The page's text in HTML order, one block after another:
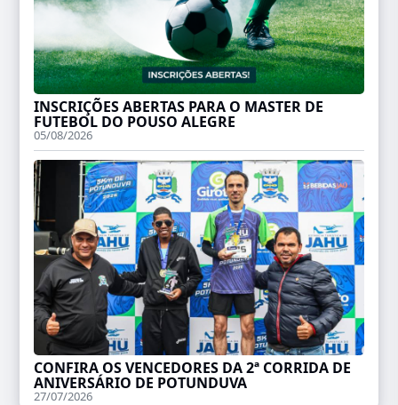
INSCRIÇÕES ABERTAS PARA O MASTER DE
FUTEBOL DO POUSO ALEGRE
05/08/2026
CONFIRA OS VENCEDORES DA 2ª CORRIDA DE
ANIVERSÁRIO DE POTUNDUVA
27/07/2026